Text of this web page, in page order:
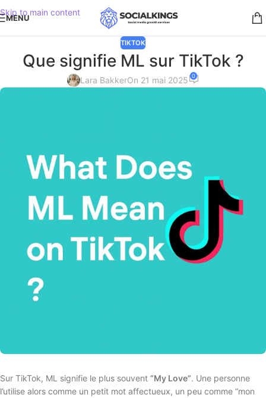
Skip to main content
MENU
TIKTOK
Que signifie ML sur TikTok ?
Lara BakkerOn 21 mai 2025 0
Sur TikTok, ML signifie le plus souvent “My Love”. Une personne
l’utilise alors comme un petit mot affectueux, un peu comme “mon